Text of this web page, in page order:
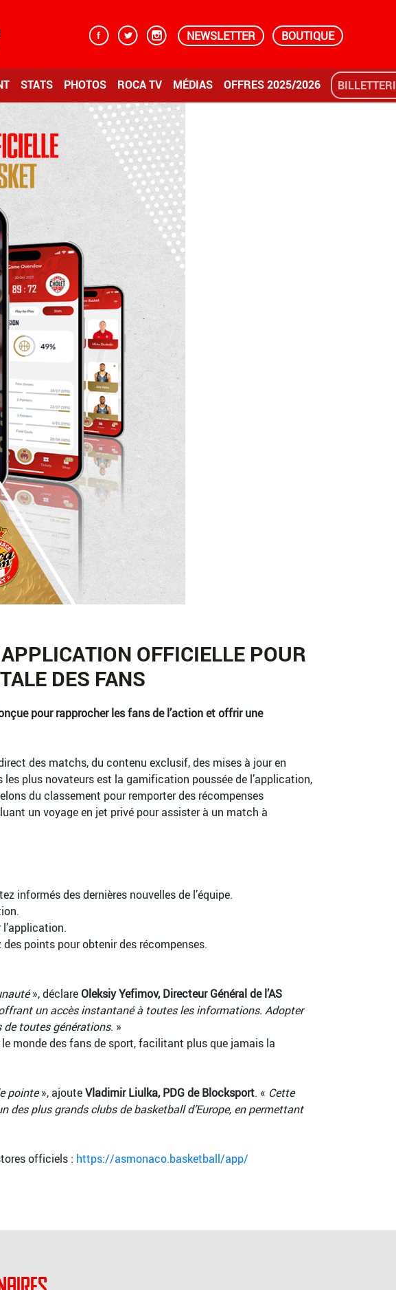
NEWSLETTER BOUTIQUE
STATS PHOTOS ROCA TV MÉDIAS OFFRES 2025/2026
OFFICIELLE POUR
DES FANS
pour rapprocher les fans de l’action et offrir une
des matchs, du contenu exclusif, des mises à jour en
plus novateurs est la gamification poussée de l’application,
du classement pour remporter des récompenses
un voyage en jet privé pour assister à un match à
informés des dernières nouvelles de l’équipe.
points pour obtenir des récompenses.
», déclareOleksiy Yefimov, Directeur Général de l’AS
un accès instantané à toutes les informations. Adopter
de toutes générations. »
monde des fans de sport, facilitant plus que jamais la
pointe», ajouteVladimir Liulka, PDG de Blocksport. « Cette
plus grands clubs de basketball d’Europe, en permettant
officiels : https://asmonaco.basketball/app/